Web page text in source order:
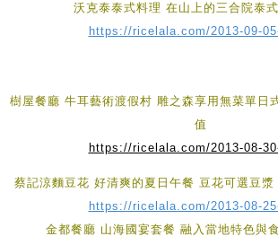
沃克泰泰式料理 在山上的三合院泰
https://ricelala.com/2013-09-
樹屋餐廳 牛耳藝術渡假村 雕之森享用無菜單日
值
https://ricelala.com/2013-08-
蔡記涼麵豆花 好清爽的夏日午餐 豆花可選豆
https://ricelala.com/2013-08-
金都餐廳 山海國宴套餐 融入當地特色與